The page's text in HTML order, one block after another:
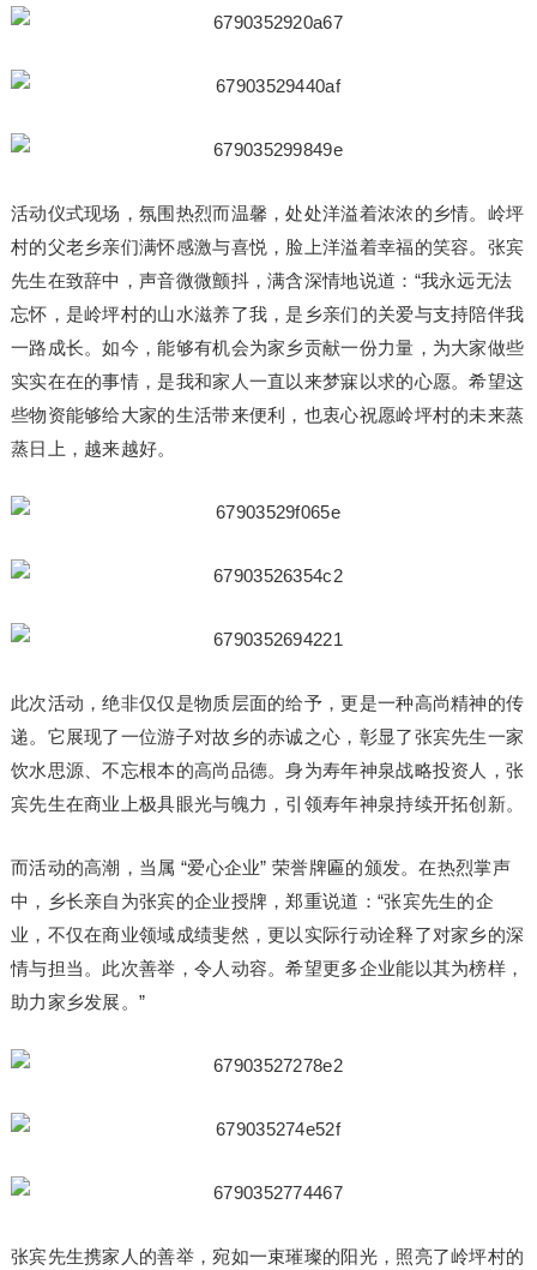
活动仪式现场，氛围热烈而温馨，处处洋溢着浓浓的乡情。岭坪
村的父老乡亲们满怀感激与喜悦，脸上洋溢着幸福的笑容。张宾
先生在致辞中，声音微微颤抖，满含深情地说道：“我永远无法
忘怀，是岭坪村的山水滋养了我，是乡亲们的关爱与支持陪伴我
一路成长。如今，能够有机会为家乡贡献一份力量，为大家做些
实实在在的事情，是我和家人一直以来梦寐以求的心愿。希望这
些物资能够给大家的生活带来便利，也衷心祝愿岭坪村的未来蒸
蒸日上，越来越好。
此次活动，绝非仅仅是物质层面的给予，更是一种高尚精神的传
递。它展现了一位游子对故乡的赤诚之心，彰显了张宾先生一家
饮水思源、不忘根本的高尚品德。身为寿年神泉战略投资人，张
宾先生在商业上极具眼光与魄力，引领寿年神泉持续开拓创新。
而活动的高潮，当属 “爱心企业” 荣誉牌匾的颁发。在热烈掌声
中，乡长亲自为张宾的企业授牌，郑重说道：“张宾先生的企
业，不仅在商业领域成绩斐然，更以实际行动诠释了对家乡的深
情与担当。此次善举，令人动容。希望更多企业能以其为榜样，
助力家乡发展。”
张宾先生携家人的善举，宛如一束璀璨的阳光，照亮了岭坪村的